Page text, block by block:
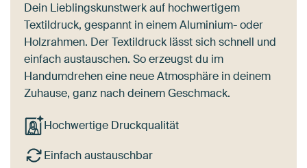
Dein Lieblingskunstwerk auf hochwertigem
Textildruck, gespannt in einem Aluminium- oder
Holzrahmen. Der Textildruck lässt sich schnell und
einfach austauschen. So erzeugst du im
Handumdrehen eine neue Atmosphäre in deinem
Zuhause, ganz nach deinem Geschmack.
Hochwertige Druckqualität
Einfach austauschbar